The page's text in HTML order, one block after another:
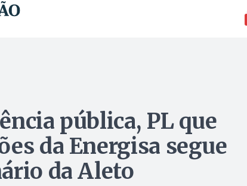
pública, PL que
da Energisa segue
da Aleto